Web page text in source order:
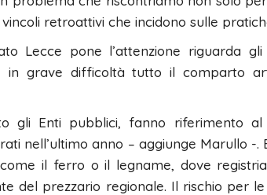
retroattivi che incidono sulle
Lecce pone l’attenzione riguarda
grave difficoltà tutto il comparto
gli Enti pubblici, fanno riferimento al
nell’ultimo anno – aggiunge Marullo -.
il ferro o il legname, dove
del prezzario regionale. Il rischio per